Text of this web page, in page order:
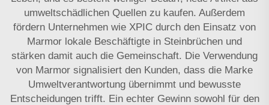
umweltschädlichen Quellen zu kaufen. Außerdem
fördern Unternehmen wie XPIC durch den Einsatz von
Marmor lokale Beschäftigte in Steinbrüchen und
stärken damit auch die Gemeinschaft. Die Verwendung
von Marmor signalisiert den Kunden, dass die Marke
Umweltverantwortung übernimmt und bewusste
Entscheidungen trifft. Ein echter Gewinn sowohl für den